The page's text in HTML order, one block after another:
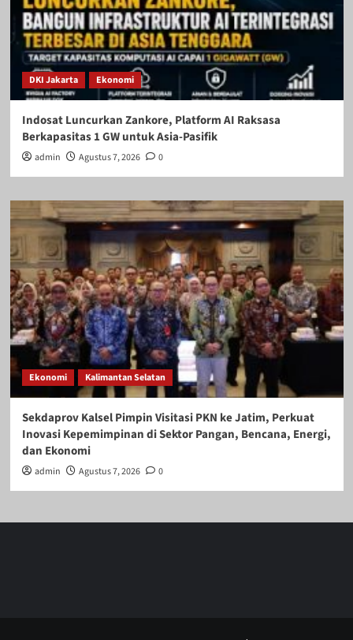
DKI Jakarta Ekonomi
Indosat Luncurkan Zankore, Platform AI Raksasa
Berkapasitas 1 GW untuk Asia-Pasifik
admin Agustus 7, 2026 0
Ekonomi Kalimantan Selatan
Sekdaprov Kalsel Pimpin Visitasi PKN ke Jatim, Perkuat
Inovasi Kepemimpinan di Sektor Pangan, Bencana, Energi,
dan Ekonomi
admin Agustus 7, 2026 0